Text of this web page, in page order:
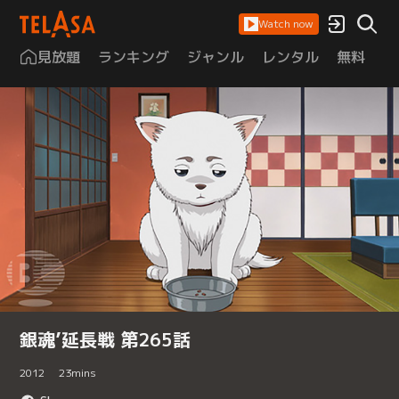
Watch now
見放題 ランキング ジャンル レンタル 無料
銀魂’延長戦 第265話
2012 23mins